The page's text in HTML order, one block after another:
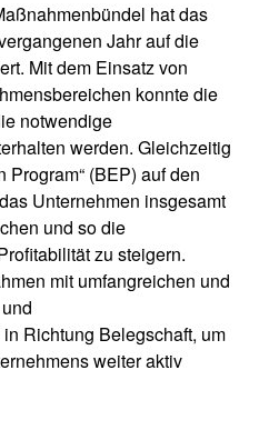
hat das
Jahr auf die
Mit dem Einsatz von
konnte die
notwendige
werden. Gleichzeitig
Program“ (BEP) auf den
Unternehmen insgesamt
und so die
zu steigern.
mit umfangreichen und
Richtung Belegschaft, um
weiter aktiv